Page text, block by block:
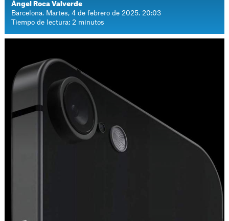
Ángel Roca Valverde
Barcelona. Martes, 4 de febrero de 2025. 20:03
Tiempo de lectura: 2 minutos